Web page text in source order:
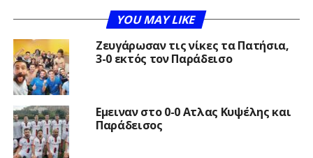
YOU MAY LIKE
Ζευγάρωσαν τις νίκες τα Πατήσια,
3-0 εκτός τον Παράδεισο
Εμειναν στο 0-0 Ατλας Κυψέλης και
Παράδεισος